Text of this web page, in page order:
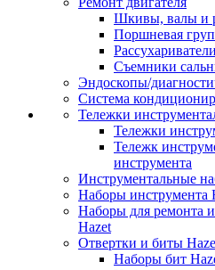
Шкивы, валы и
Поршневая
Съемники
Эндоскопы/
Система
Тележки
Тележки
Тележк
инструмента
Инструментальные
Наборы инструмента
Наборы для ремонта
Hazet
Отвертки и биты
Наборы бит